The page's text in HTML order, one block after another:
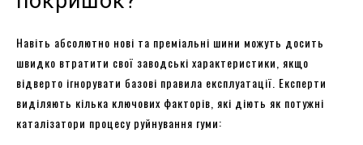
Навіть абсолютно нові та преміальні шини можуть досить
швидко втратити свої заводські характеристики, якщо
відверто ігнорувати базові правила експлуатації. Експерти
виділяють кілька ключових факторів, які діють як потужні
каталізатори процесу руйнування гуми: